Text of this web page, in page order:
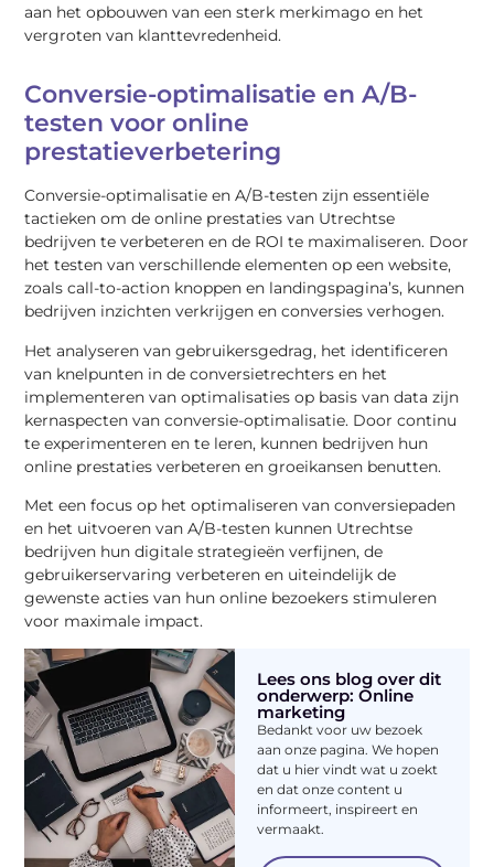
aan het opbouwen van een sterk merkimago en het
vergroten van klanttevredenheid.
Conversie-optimalisatie en A/B-
testen voor online
prestatieverbetering
Conversie-optimalisatie en A/B-testen zijn essentiële
tactieken om de online prestaties van Utrechtse
bedrijven te verbeteren en de ROI te maximaliseren. Door
het testen van verschillende elementen op een website,
zoals call-to-action knoppen en landingspagina’s, kunnen
bedrijven inzichten verkrijgen en conversies verhogen.
Het analyseren van gebruikersgedrag, het identificeren
van knelpunten in de conversietrechters en het
implementeren van optimalisaties op basis van data zijn
kernaspecten van conversie-optimalisatie. Door continu
te experimenteren en te leren, kunnen bedrijven hun
online prestaties verbeteren en groeikansen benutten.
Met een focus op het optimaliseren van conversiepaden
en het uitvoeren van A/B-testen kunnen Utrechtse
bedrijven hun digitale strategieën verfijnen, de
gebruikerservaring verbeteren en uiteindelijk de
gewenste acties van hun online bezoekers stimuleren
voor maximale impact.
Lees ons blog over dit
onderwerp: Online
marketing
Bedankt voor uw bezoek
aan onze pagina. We hopen
dat u hier vindt wat u zoekt
en dat onze content u
informeert, inspireert en
vermaakt.